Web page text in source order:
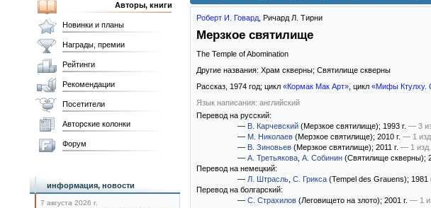
Роберт И. Говард Ричард Л. Тирни
Мерзкое святилище
The Temple of Abomination
Другие названия: Храм скверны; Святилище скверны
Рассказ, 1974 год; цикл «Кормак Мак Арт» , цикл «Мифы Ктулху.
Язык написания: английский
Перевод на русский:
— В. Карчевский (Мерзкое святилище); 1993 г. — 3
— М. Николаев (Мерзкое святилище); 2010 г. — 1 изд.
— В. Зиновьев (Мерзкое святилище); 2011 г. — 1 изд.
— А. Третьякова А. Собинин (Святилище скверны);
Перевод на немецкий:
— Л. Штрасль С. Грикса (Tempel des Grauens); 1981
Перевод на болгарский:
— С. Страхилов (Леговището на злото); 2001 г. — 1
Авторы, книги
Новинки и планы
Награды, премии
Рейтинги
Рекомендации
Посетители
Авторские колонки
Форум
информация, новости
7 августа 2026 г.